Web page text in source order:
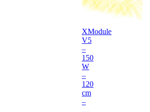
XModule
V5
–
150
W
–
120
cm
–
…